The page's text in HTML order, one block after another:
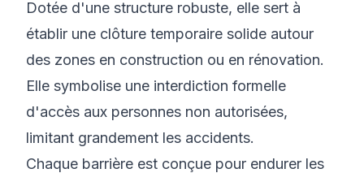
Dotée d'une structure robuste, elle sert à
établir une clôture temporaire solide autour
des zones en construction ou en rénovation.
Elle symbolise une interdiction formelle
d'accès aux personnes non autorisées,
limitant grandement les accidents.
Chaque barrière est conçue pour endurer les